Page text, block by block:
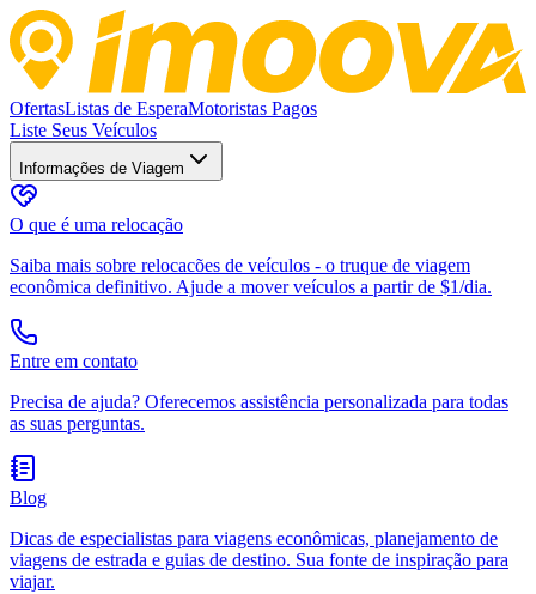
OfertasListas de EsperaMotoristas Pagos
Liste Seus Veículos
Informações de Viagem
O que é uma relocação
Saiba mais sobre relocacões de veículos - o truque de viagem
econômica definitivo. Ajude a mover veículos a partir de $1/dia.
Entre em contato
Precisa de ajuda? Oferecemos assistência personalizada para todas
as suas perguntas.
Blog
Dicas de especialistas para viagens econômicas, planejamento de
viagens de estrada e guias de destino. Sua fonte de inspiração para
viajar.